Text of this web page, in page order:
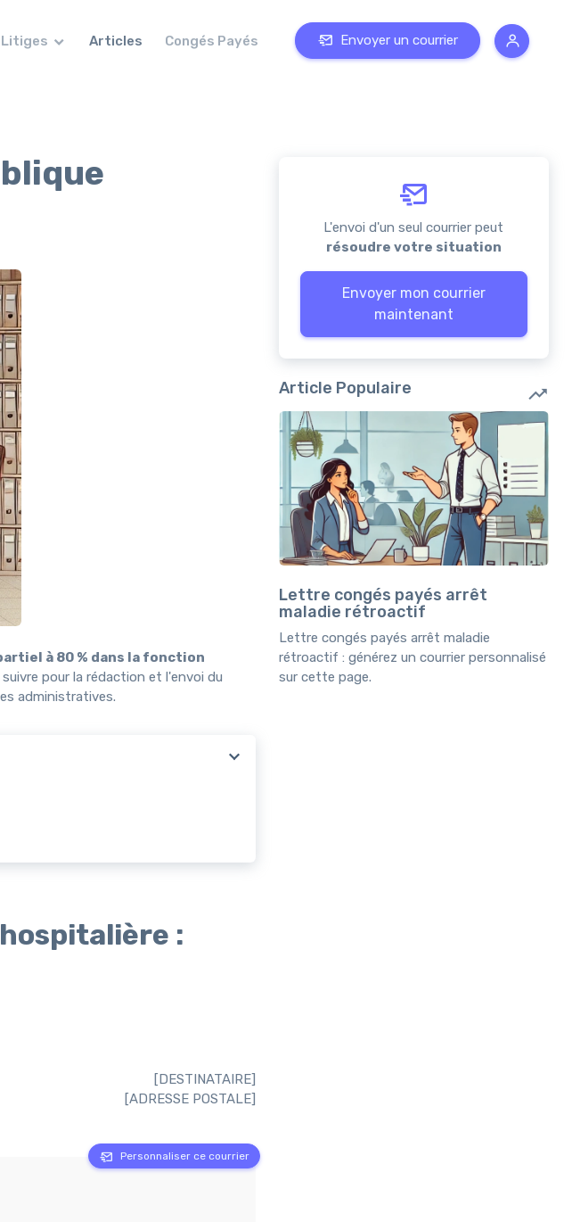
Litiges Articles Congés Payés Envoyer un courrier
à 80 % dans la fonction
pour la rédaction et l'envoi du
administratives.
:
[DESTINATAIRE]
[ADRESSE POSTALE]
Personnaliser ce courrier
L'envoi d'un seul courrier peut
résoudre votre situation
Envoyer mon courrier
maintenant
Article Populaire
Lettre congés payés arrêt
maladie rétroactif
Lettre congés payés arrêt maladie
rétroactif : générez un courrier personnalisé
sur cette page.